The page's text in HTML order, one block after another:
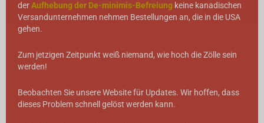
derAufhebung der De-minimis-Befreiung keine kanadischen
Versandunternehmen nehmen Bestellungen an, die in die USA
gehen.
Zum jetzigen Zeitpunkt weiß niemand, wie hoch die Zölle sein
werden!
Beobachten Sie unsere Website für Updates. Wir hoffen, dass
dieses Problem schnell gelöst werden kann.